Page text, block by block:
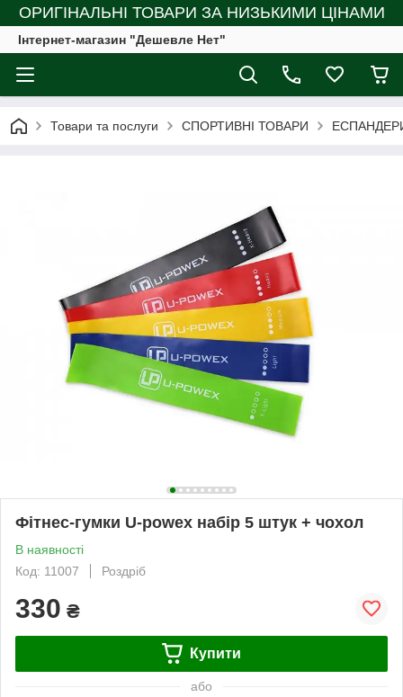
ОРИГІНАЛЬНІ ТОВАРИ ЗА НИЗЬКИМИ ЦІНАМИ
Інтернет-магазин "Дешевле Нет"
Товари та послуги СПОРТИВНІ ТОВАРИ
Фітнес-гумки U-powex набір 5 штук + чохол
В наявності
Код: 11007
Роздріб
330 ₴
Купити
або